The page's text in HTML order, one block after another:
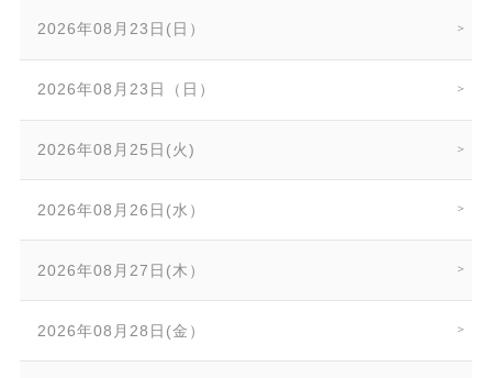
2026年08月23日(日）
2026年08月23日（日）
2026年08月25日(火)
2026年08月26日(水）
2026年08月27日(木）
2026年08月28日(金）